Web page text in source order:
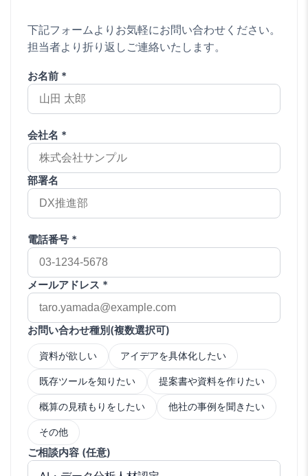
下記フォームよりお気軽にお問い合わせください。
担当者より折り返しご連絡いたします。
お名前 *
会社名 *
部署名
電話番号 *
メールアドレス *
お問い合わせ種別(複数選択可)
資料が欲しい アイデアを具体化したい
既存ツールを知りたい 提案書や資料を作りたい
概算の見積もりをしたい 他社の事例を聞きたい
その他
ご相談内容 (任意)